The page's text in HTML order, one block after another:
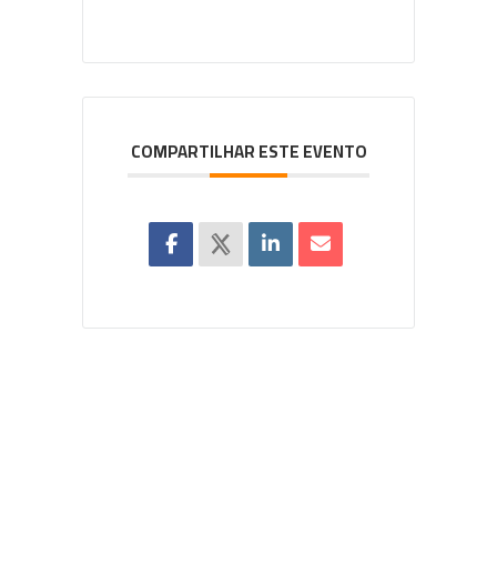
COMPARTILHAR ESTE EVENTO